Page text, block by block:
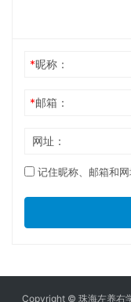
*昵称：
*邮箱：
网址：
记住昵称、邮箱和
Copyright © 珠海左养右